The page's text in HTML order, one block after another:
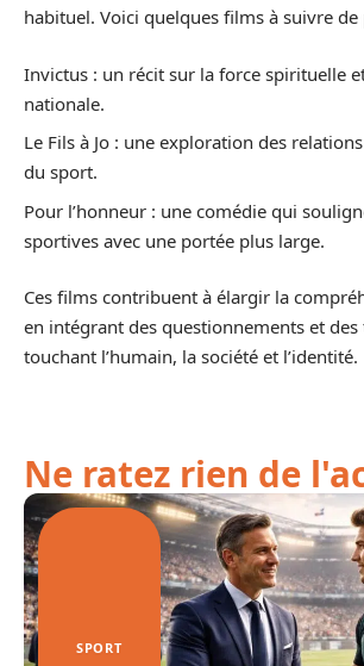
habituel. Voici quelques films à suivre de
Invictus : un récit sur la force spirituelle
nationale.
Le Fils à Jo : une exploration des
du sport.
Pour l’honneur : une comédie qui
sportives avec une portée plus large.
Ces films contribuent à élargir la
en intégrant des questionnements et
touchant l’humain, la société et l’identité.
Ne ratez rien de
SPORT